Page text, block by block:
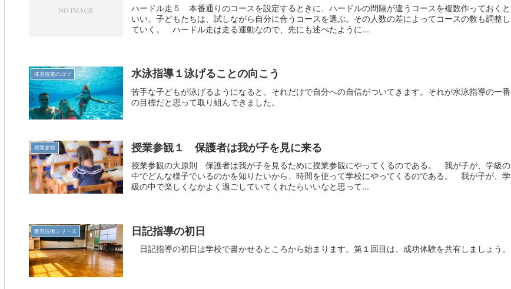
ハードル走５ 本番通りのコースを設定するときに、ハードルの間隔が違うコースを複数作っておくと
いい。子どもたちは、試しながら自分に合うコースを選ぶ。その人数の差によってコースの数も調整し
ていく。 ハードル走は走る運動なので、先にも述べたように...
体育授業のコツ 水泳指導１泳げることの向こう
苦手な子どもが泳げるようになると、それだけで自分への自信がついてきます。それが水泳指導の一番
の目標だと思って取り組んできました。
授業参観 授業参観１ 保護者は我が子を見に来る
授業参観の大原則 保護者は我が子を見るために授業参観にやってくるのである。 我が子が、学級の
中でどんな様子でいるのかを知りたいから、時間を使って学校にやってくるのである。 我が子が、学
級の中で楽しくなかよく過ごしていてくれたらいいなと思って...
教育技術シリーズ 日記指導の初日
日記指導の初日は学校で書かせるところから始まります。第１回目は、成功体験を共有しましょう。